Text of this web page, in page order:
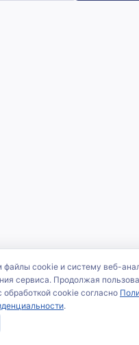
cookie и систему веб-
сервиса. Продолжая
обработкой cookie согласно
.